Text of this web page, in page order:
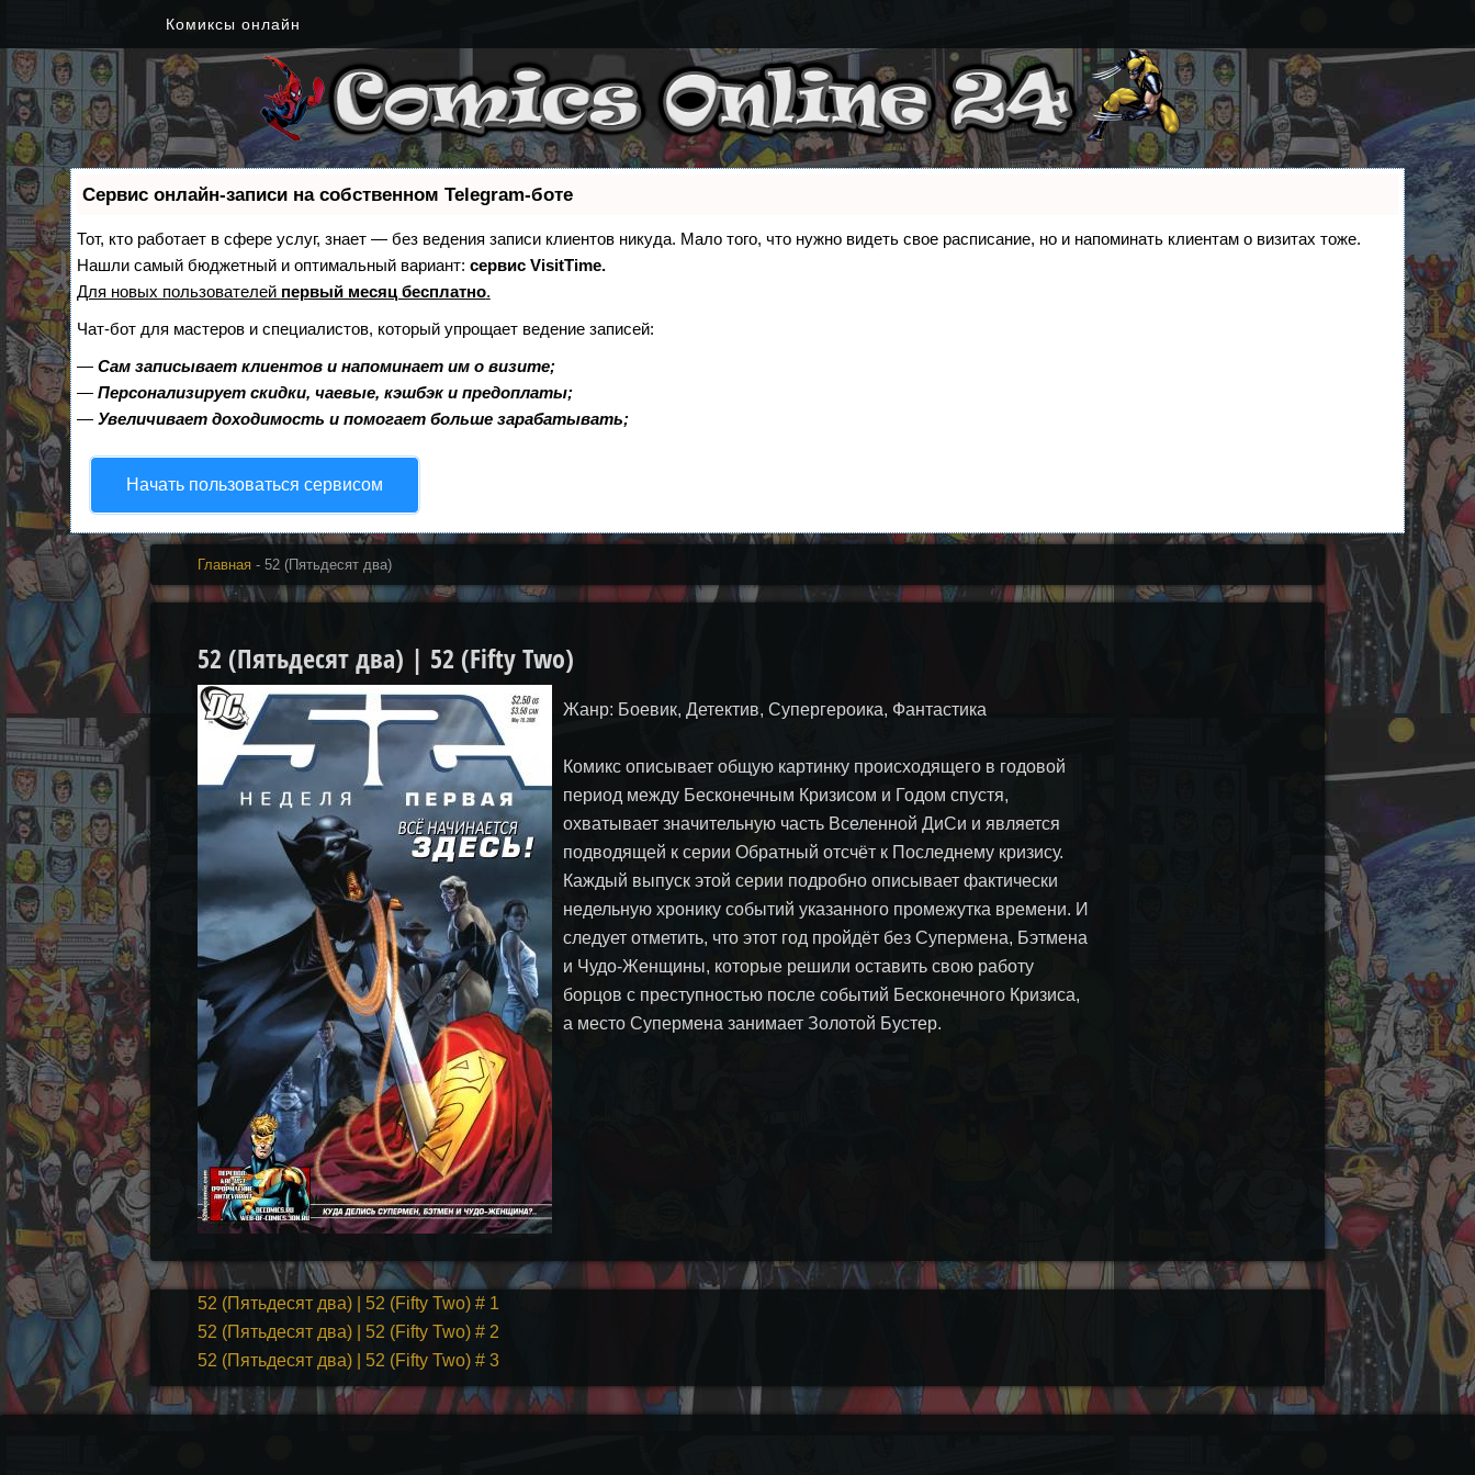
Комиксы онлайн
Сервис онлайн-записи на собственном Telegram-боте
Тот, кто работает в сфере услуг, знает — без ведения записи клиентов никуда. Мало того, что нужно видеть свое расписание, но и напоминать клиентам о визитах тоже.
Нашли самый бюджетный и оптимальный вариант: сервис VisitTime.
Для новых пользователей первый месяц бесплатно.
Чат-бот для мастеров и специалистов, который упрощает ведение записей:
— Сам записывает клиентов и напоминает им о визите;
— Персонализирует скидки, чаевые, кэшбэк и предоплаты;
— Увеличивает доходимость и помогает больше зарабатывать;
Начать пользоваться сервисом
Главная- 52 (Пятьдесят два)
52 (Пятьдесят два) | 52 (Fifty Two)
Жанр: Боевик, Детектив, Супергероика, Фантастика
Комикс описывает общую картинку происходящего в годовой
период между Бесконечным Кризисом и Годом спустя,
охватывает значительную часть Вселенной ДиСи и является
подводящей к серии Обратный отсчёт к Последнему кризису.
Каждый выпуск этой серии подробно описывает фактически
недельную хронику событий указанного промежутка времени. И
следует отметить, что этот год пройдёт без Супермена, Бэтмена
и Чудо-Женщины, которые решили оставить свою работу
борцов с преступностью после событий Бесконечного Кризиса,
а место Супермена занимает Золотой Бустер.
52 (Пятьдесят два) | 52 (Fifty Two) # 1
52 (Пятьдесят два) | 52 (Fifty Two) # 2
52 (Пятьдесят два) | 52 (Fifty Two) # 3